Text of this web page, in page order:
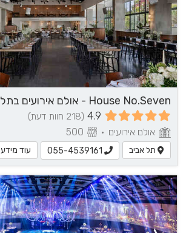
House No.Seven - אולם אירועים בתל אביב
4.9 (218 חוות דעת)
אולם אירועים •
תל אביב 055-4539161 עוד מידע